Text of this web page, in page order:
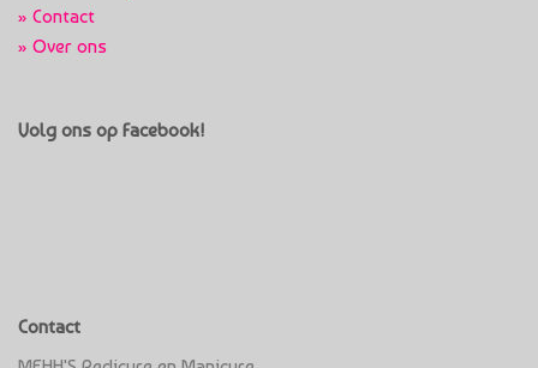
» Contact
» Over ons
Volg ons op Facebook!
Contact